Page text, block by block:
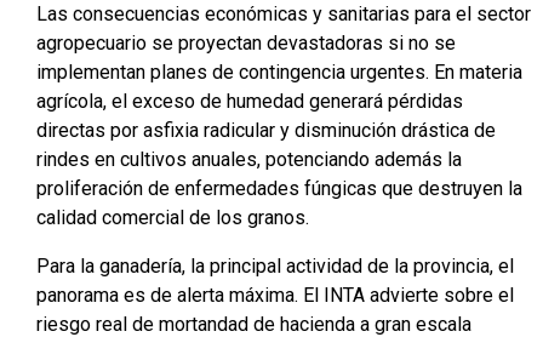
Las consecuencias económicas y sanitarias para el sector
agropecuario se proyectan devastadoras si no se
implementan planes de contingencia urgentes. En materia
agrícola, el exceso de humedad generará pérdidas
directas por asfixia radicular y disminución drástica de
rindes en cultivos anuales, potenciando además la
proliferación de enfermedades fúngicas que destruyen la
calidad comercial de los granos.
Para la ganadería, la principal actividad de la provincia, el
panorama es de alerta máxima. El INTA advierte sobre el
riesgo real de mortandad de hacienda a gran escala